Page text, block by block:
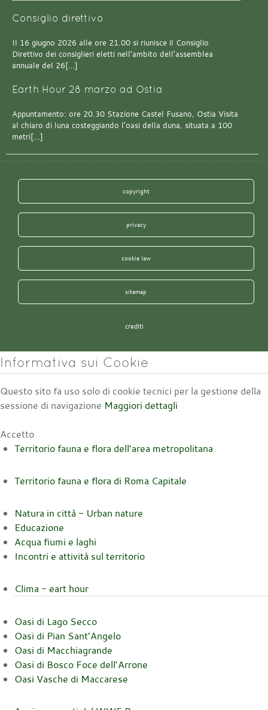
Consiglio direttivo
Il 16 giugno 2026 alle ore 21.00 si riunisce il Consiglio
Direttivo dei consiglieri eletti nell’ambito dell’assemblea
annuale del 26[…]
Earth Hour 28 marzo ad Ostia
Appuntamento: ore 20.30 Stazione Castel Fusano, Ostia Visita
al chiaro di luna costeggiando l’oasi della duna, situata a 100
metri[…]
copyright
privacy
cookie law
sitemap
crediti
Informativa sui Cookie
Questo sito fa uso solo di cookie tecnici per la gestione della
sessione di navigazione Maggiori dettagli
Accetto
Territorio fauna e flora dell’area metropolitana
Territorio fauna e flora di Roma Capitale
Natura in città - Urban nature
Educazione
Acqua fiumi e laghi
Incontri e attività sul territorio
Clima - eart hour
Oasi di Lago Secco
Oasi di Pian Sant’Angelo
Oasi di Macchiagrande
Oasi di Bosco Foce dell’Arrone
Oasi Vasche di Maccarese